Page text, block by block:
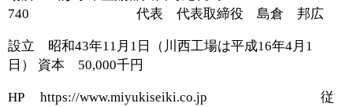
740 代表 代表取締役 島倉 邦広
設立 昭和43年11月1日（川西工場は平成16年4月1
日） 資本 50,000千円
HP https://www.miyukiseiki.co.jp 従